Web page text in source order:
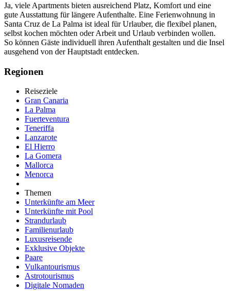
Ja, viele Apartments bieten ausreichend Platz, Komfort und eine
gute Ausstattung für längere Aufenthalte. Eine Ferienwohnung in
Santa Cruz de La Palma ist ideal für Urlauber, die flexibel planen,
selbst kochen möchten oder Arbeit und Urlaub verbinden wollen.
So können Gäste individuell ihren Aufenthalt gestalten und die Insel
ausgehend von der Hauptstadt entdecken.
Regionen
Reiseziele
Gran Canaria
La Palma
Fuerteventura
Teneriffa
Lanzarote
El Hierro
La Gomera
Mallorca
Menorca
Themen
Unterkünfte am Meer
Unterkünfte mit Pool
Strandurlaub
Familienurlaub
Luxusreisende
Exklusive Objekte
Paare
Vulkantourismus
Astrotourismus
Digitale Nomaden